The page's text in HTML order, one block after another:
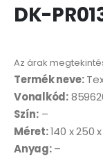
DK-
Az árak
Termék neve:
Vonalkód:
Szín:–
Méret:140 x 250
Anyag:–